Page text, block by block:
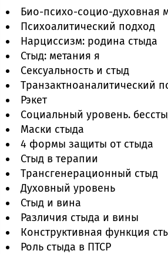
Био-психо-социо-духовная
Психоалитический подход
Нарциссизм: родина стыда
Стыд: метания я
Сексуальность и стыд
Транзактноаналитический
Рэкет
Социальный уровень.
Маски стыда
4 формы защиты от стыда
Стыд в терапии
Трансгенерационный стыд
Духовный уровень
Стыд и вина
Различия стыда и вины
Конструктивная функция
Роль стыда в ПТСР